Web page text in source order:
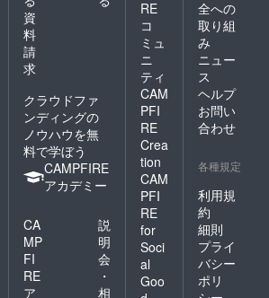
資
料
請
求
クラウドファ
ンディングの
ノウハウを無
料で学ぼう
CAMPFIRE
アカデミー
CA
MP
FI
RE
ア
説
明
会
・
相
RE
コ
ミュ
ニ
ティ
CAM
PFI
RE
Crea
tion
CAM
PFI
RE
for
Soci
al
Goo
全への
取り組
み
ニュー
ス
ヘルプ
お問い
合わせ
各種規定
利用規
約
細則
プライ
バシー
ポリ